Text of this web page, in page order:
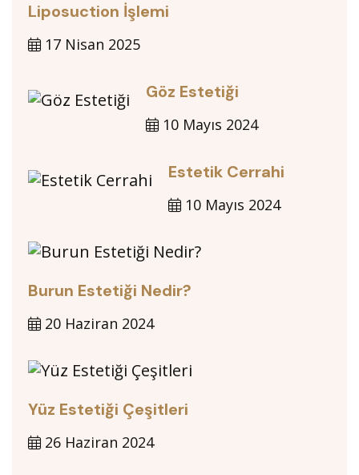
Liposuction İşlemi
17 Nisan 2025
Göz Estetiği
10 Mayıs 2024
Estetik Cerrahi
10 Mayıs 2024
Burun Estetiği Nedir?
20 Haziran 2024
Yüz Estetiği Çeşitleri
26 Haziran 2024